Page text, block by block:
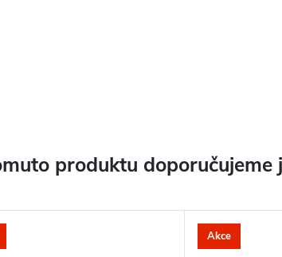
produktu doporučujeme
Akce